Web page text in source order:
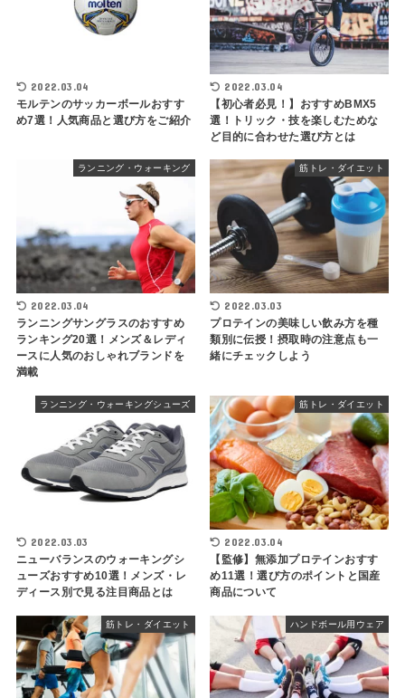
2022.03.04
モルテンのサッカーボールおすす
め7選！人気商品と選び方をご紹介
2022.03.04
【初心者必見！】おすすめBMX5
選！トリック・技を楽しむためな
ど目的に合わせた選び方とは
ランニング・ウォーキング
2022.03.04
ランニングサングラスのおすすめ
ランキング20選！メンズ＆レディ
ースに人気のおしゃれブランドを
満載
筋トレ・ダイエット
2022.03.03
プロテインの美味しい飲み方を種
類別に伝授！摂取時の注意点も一
緒にチェックしよう
ランニング・ウォーキングシューズ
2022.03.03
ニューバランスのウォーキングシ
ューズおすすめ10選！メンズ・レ
ディース別で見る注目商品とは
筋トレ・ダイエット
2022.03.04
【監修】無添加プロテインおすす
め11選！選び方のポイントと国産
商品について
筋トレ・ダイエット ハンドボール用ウェア